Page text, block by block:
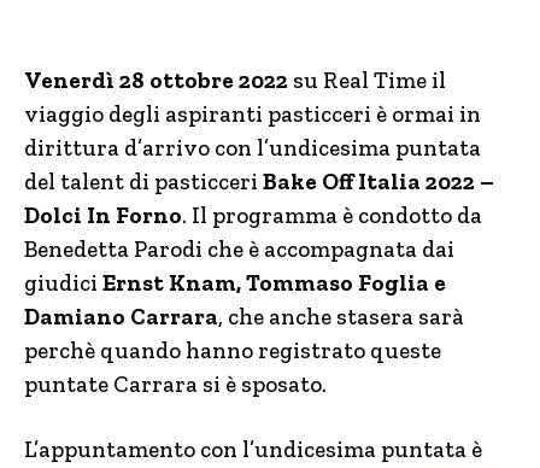
Venerdì 28 ottobre 2022 su Real Time il
viaggio degli aspiranti pasticceri è ormai in
dirittura d’arrivo con l’undicesima puntata
del talent di pasticceri Bake Off Italia 2022 –
Dolci In Forno. Il programma è condotto da
Benedetta Parodi che è accompagnata dai
giudici Ernst Knam, Tommaso Foglia e
Damiano Carrara, che anche stasera sarà
perchè quando hanno registrato queste
puntate Carrara si è sposato.
L’appuntamento con l’undicesima puntata è